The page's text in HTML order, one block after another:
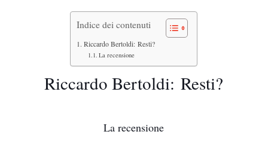
Indice dei contenuti
Riccardo Bertoldi: Resti?
La recensione
Riccardo Bertoldi: Resti?
La recensione